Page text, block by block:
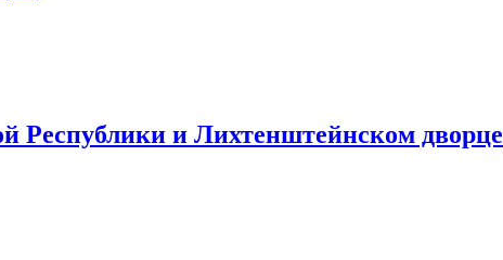
Республики и Лихтенштейнском дворце